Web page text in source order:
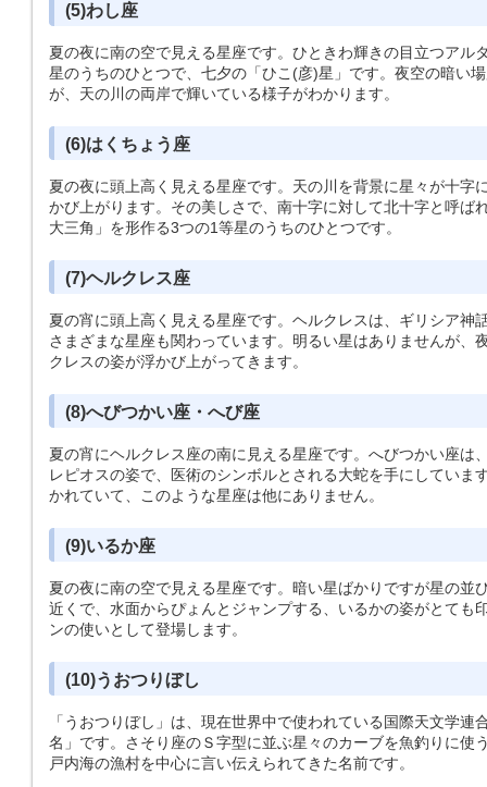
(5)わし座
夏の夜に南の空で見える星座です。ひときわ輝きの目立つアル
星のうちのひとつで、七夕の「ひこ(彦)星」です。夜空の暗い
が、天の川の両岸で輝いている様子がわかります。
(6)はくちょう座
夏の夜に頭上高く見える星座です。天の川を背景に星々が十字
かび上がります。その美しさで、南十字に対して北十字と呼ば
大三角」を形作る3つの1等星のうちのひとつです。
(7)ヘルクレス座
夏の宵に頭上高く見える星座です。ヘルクレスは、ギリシア神
さまざまな星座も関わっています。明るい星はありませんが、
クレスの姿が浮かび上がってきます。
(8)へびつかい座・へび座
夏の宵にヘルクレス座の南に見える星座です。へびつかい座は
レピオスの姿で、医術のシンボルとされる大蛇を手にしていま
かれていて、このような星座は他にありません。
(9)いるか座
夏の夜に南の空で見える星座です。暗い星ばかりですが星の並
近くで、水面からぴょんとジャンプする、いるかの姿がとても
ンの使いとして登場します。
(10)うおつりぼし
「うおつりぼし」は、現在世界中で使われている国際天文学
名」です。さそり座のＳ字型に並ぶ星々のカーブを魚釣りに使
戸内海の漁村を中心に言い伝えられてきた名前です。